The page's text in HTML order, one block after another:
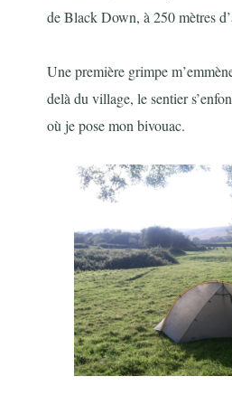
de Black Down, à 250 mètres
Une première grimpe
delà du village, le sentier
où je pose mon bivouac.